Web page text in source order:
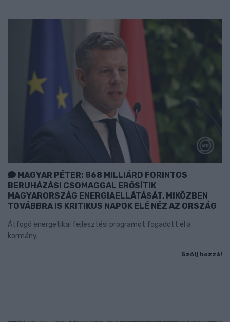
MAGYAR PÉTER: 868 MILLIÁRD FORINTOS
BERUHÁZÁSI CSOMAGGAL ERŐSÍTIK
MAGYARORSZÁG ENERGIAELLÁTÁSÁT, MIKÖZBEN
TOVÁBBRA IS KRITIKUS NAPOK ELÉ NÉZ AZ ORSZÁG
Átfogó energetikai fejlesztési programot fogadott el a
kormány.
Szólj hozzá!